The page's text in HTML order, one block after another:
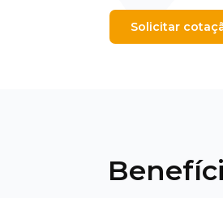
Solicitar